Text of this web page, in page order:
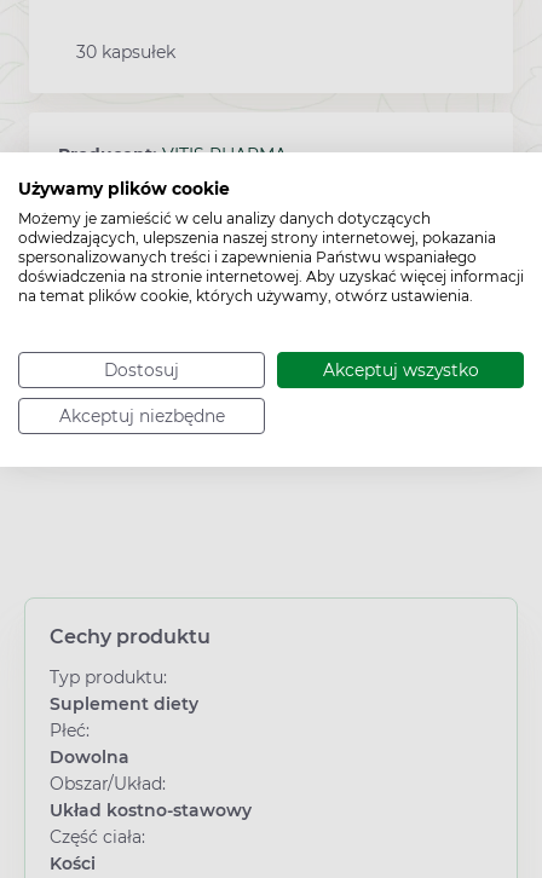
Używamy plików cookie
Możemy je zamieścić w celu analizy danych dotyczących
odwiedzających, ulepszenia naszej strony internetowej, pokazania
spersonalizowanych treści i zapewnienia Państwu wspaniałego
doświadczenia na stronie internetowej. Aby uzyskać więcej informacji
na temat plików cookie, których używamy, otwórz ustawienia.
Dostosuj Akceptuj wszystko
Akceptuj niezbędne
30 kapsułek
Producent:VITIS PHARMA
Sposób przechowywania:15°C - 25°C
Kod EAN:8033300190098
Cechy produktu
Typ produktu:
Suplement diety
Płeć:
Dowolna
Obszar/Układ:
Układ kostno-stawowy
Część ciała:
Kości